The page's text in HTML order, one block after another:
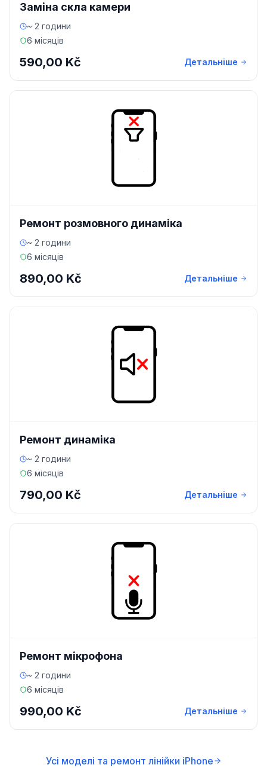
Заміна скла камери
~ 2 години
6 місяців
590,00 Kč Детальніше
Ремонт розмовного динаміка
~ 2 години
6 місяців
890,00 Kč Детальніше
Ремонт динаміка
~ 2 години
6 місяців
790,00 Kč Детальніше
Ремонт мікрофона
~ 2 години
6 місяців
990,00 Kč Детальніше
Усі моделі та ремонт лінійки iPhone